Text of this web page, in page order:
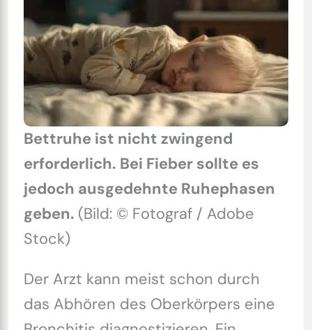
Bettruhe ist nicht zwingend
erforderlich. Bei Fieber sollte es
jedoch ausgedehnte Ruhephasen
geben. (Bild: © Fotograf / Adobe
Stock)
Der Arzt kann meist schon durch
das Abhören des Oberkörpers eine